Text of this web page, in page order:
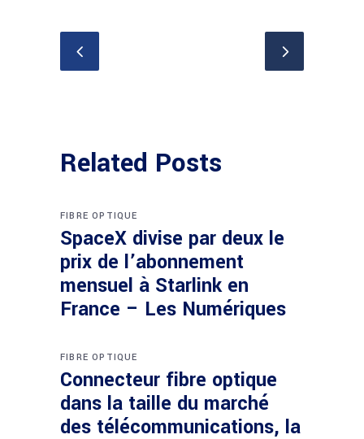
Related Posts
FIBRE OPTIQUE
SpaceX divise par deux le
prix de l’abonnement
mensuel à Starlink en
France – Les Numériques
FIBRE OPTIQUE
Connecteur fibre optique
dans la taille du marché
des télécommunications, la